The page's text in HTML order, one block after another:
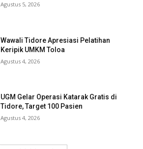
Agustus 5, 2026
Wawali Tidore Apresiasi Pelatihan
Keripik UMKM Toloa
Agustus 4, 2026
UGM Gelar Operasi Katarak Gratis di
Tidore, Target 100 Pasien
Agustus 4, 2026